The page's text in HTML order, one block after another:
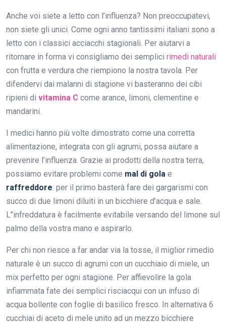
Anche voi siete a letto con l’influenza? Non preoccupatevi,
non siete gli unici. Come ogni anno tantissimi italiani sono a
letto con i classici acciacchi stagionali. Per aiutarvi a
ritornare in forma vi consigliamo dei semplici rimedi naturali
con frutta e verdura che riempiono la nostra tavola. Per
difendervi dai malanni di stagione vi basteranno dei cibi
ripieni di vitamina C come arance, limoni, clementine e
mandarini.
I medici hanno più volte dimostrato come una corretta
alimentazione, integrata con gli agrumi, possa aiutare a
prevenire l’influenza. Grazie ai prodotti della nostra terra,
possiamo evitare problemi come mal di gola e
raffreddore: per il primo basterà fare dei gargarismi con
succo di due limoni diluiti in un bicchiere d’acqua e sale.
L’’infreddatura è facilmente evitabile versando del limone sul
palmo della vostra mano e aspirarlo.
Per chi non riesce a far andar via la tosse, il miglior rimedio
naturale è un succo di agrumi con un cucchiaio di miele, un
mix perfetto per ogni stagione. Per affievolire la gola
infiammata fate dei semplici risciacqui con un infuso di
acqua bollente con foglie di basilico fresco. In alternativa 6
cucchiai di aceto di mele unito ad un mezzo bicchiere